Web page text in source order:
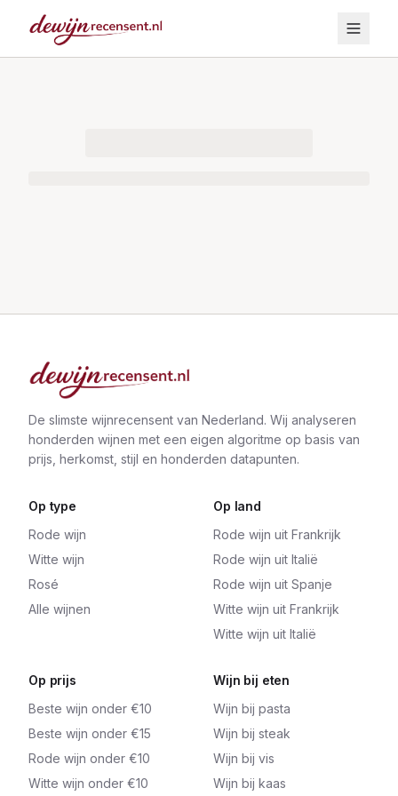
De slimste wijnrecensent van Nederland. Wij analyseren
honderden wijnen met een eigen algoritme op basis van
prijs, herkomst, stijl en honderden datapunten.
Op type
Rode wijn
Witte wijn
Rosé
Alle wijnen
Op land
Rode wijn uit Frankrijk
Rode wijn uit Italië
Rode wijn uit Spanje
Witte wijn uit Frankrijk
Witte wijn uit Italië
Op prijs
Beste wijn onder €10
Beste wijn onder €15
Rode wijn onder €10
Witte wijn onder €10
Wijn bij eten
Wijn bij pasta
Wijn bij steak
Wijn bij vis
Wijn bij kaas